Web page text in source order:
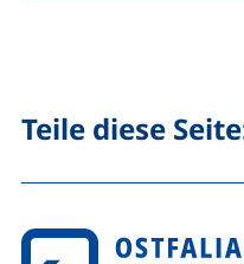
Teile diese